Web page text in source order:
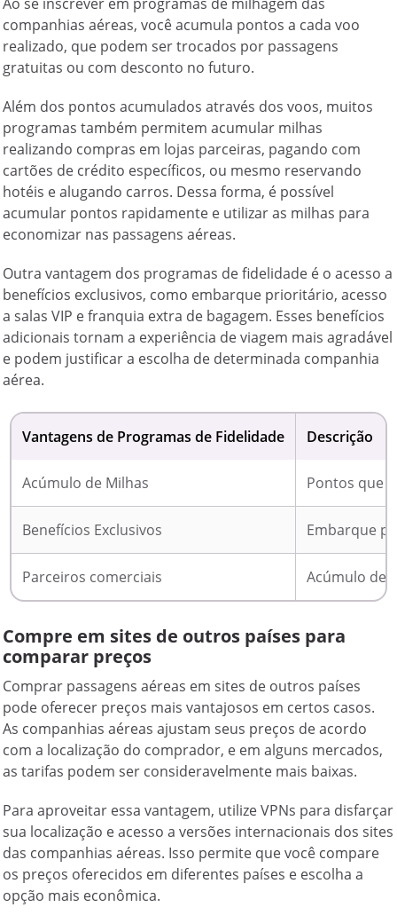
companhias aéreas, você acumula pontos a cada voo
realizado, que podem ser trocados por passagens
gratuitas ou com desconto no futuro.
Além dos pontos acumulados através dos voos, muitos
programas também permitem acumular milhas
realizando compras em lojas parceiras, pagando com
cartões de crédito específicos, ou mesmo reservando
hotéis e alugando carros. Dessa forma, é possível
acumular pontos rapidamente e utilizar as milhas para
economizar nas passagens aéreas.
Outra vantagem dos programas de fidelidade é o acesso a
benefícios exclusivos, como embarque prioritário, acesso
a salas VIP e franquia extra de bagagem. Esses benefícios
adicionais tornam a experiência de viagem mais agradável
e podem justificar a escolha de determinada companhia
aérea.
Vantagens de Programas de Fidelidade Descrição
Acúmulo de Milhas Pontos que
Benefícios Exclusivos Embarque
Parceiros comerciais Acúmulo de
Compre em sites de outros países para
comparar preços
Comprar passagens aéreas em sites de outros países
pode oferecer preços mais vantajosos em certos casos.
As companhias aéreas ajustam seus preços de acordo
com a localização do comprador, e em alguns mercados,
as tarifas podem ser consideravelmente mais baixas.
Para aproveitar essa vantagem, utilize VPNs para disfarçar
sua localização e acesso a versões internacionais dos sites
das companhias aéreas. Isso permite que você compare
os preços oferecidos em diferentes países e escolha a
opção mais econômica.